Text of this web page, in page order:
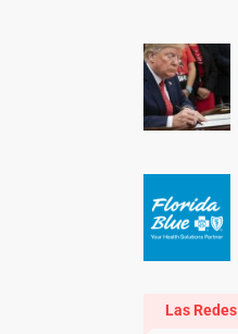
Las Redes